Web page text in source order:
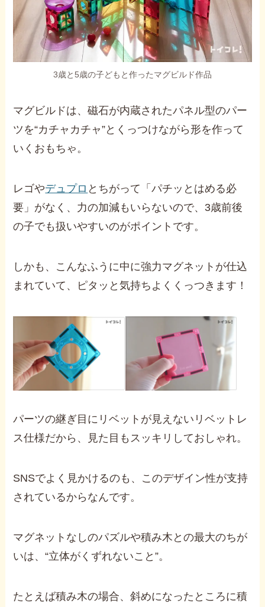
3歳と5歳の子どもと作ったマグビルド作品
マグビルドは、磁石が内蔵されたパネル型のパー
ツを“カチャカチャ”とくっつけながら形を作って
いくおもちゃ。
レゴやデュプロ とちがって「パチッとはめる必
要」がなく、力の加減もいらないので、3歳前後
の子でも扱いやすいのがポイントです。
しかも、こんなふうに中に強力マグネットが仕込
まれていて、ピタッと気持ちよくくっつきます！
パーツの継ぎ目にリベットが見えないリベットレ
ス仕様だから、見た目もスッキリしておしゃれ。
SNSでよく見かけるのも、このデザイン性が支持
されているからなんです。
マグネットなしのパズルや積み木との最大のちが
いは、“立体がくずれないこと”。
たとえば積み木の場合、斜めになったところに積